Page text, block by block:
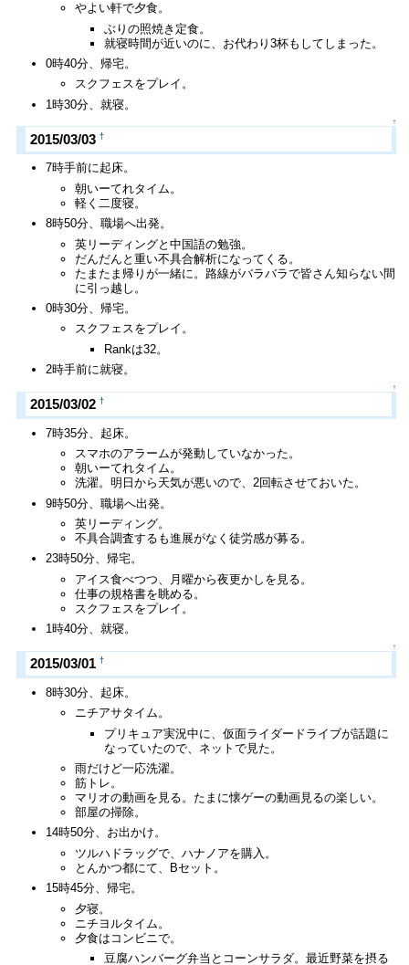
やよい軒で夕食。
ぶりの照焼き定食。
就寝時間が近いのに、お代わり3杯もしてしまった。
0時40分、帰宅。
スクフェスをプレイ。
1時30分、就寝。
↑
2015/03/03 †
7時手前に起床。
朝いーてれタイム。
軽く二度寝。
8時50分、職場へ出発。
英リーディングと中国語の勉強。
だんだんと重い不具合解析になってくる。
たまたま帰りが一緒に。路線がバラバラで皆さん知らない間
に引っ越し。
0時30分、帰宅。
スクフェスをプレイ。
Rankは32。
2時手前に就寝。
↑
2015/03/02 †
7時35分、起床。
スマホのアラームが発動していなかった。
朝いーてれタイム。
洗濯。明日から天気が悪いので、2回転させておいた。
9時50分、職場へ出発。
英リーディング。
不具合調査するも進展がなく徒労感が募る。
23時50分、帰宅。
アイス食べつつ、月曜から夜更かしを見る。
仕事の規格書を眺める。
スクフェスをプレイ。
1時40分、就寝。
↑
2015/03/01 †
8時30分、起床。
ニチアサタイム。
プリキュア実況中に、仮面ライダードライブが話題に
なっていたので、ネットで見た。
雨だけど一応洗濯。
筋トレ。
マリオの動画を見る。たまに懐ゲーの動画見るの楽しい。
部屋の掃除。
14時50分、お出かけ。
ツルハドラッグで、ハナノアを購入。
とんかつ都にて、Bセット。
15時45分、帰宅。
夕寝。
ニチヨルタイム。
夕食はコンビニで。
豆腐ハンバーグ弁当とコーンサラダ。最近野菜を摂る